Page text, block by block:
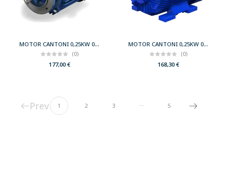
MOTOR CANTONI 0,25KW 0,33CV 1000 B14 T71 230/400 IE2
(0)
177,00€
MOTOR CANTONI 0,25KW 0,33CV 1000 B3 T71 230/400 IE2
(0)
168,30€
Prev 1 2 3 … 5